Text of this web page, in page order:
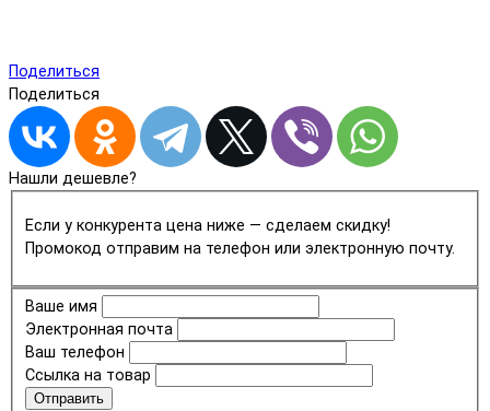
Поделиться
Поделиться
Нашли дешевле?
Если у конкурента цена ниже — сделаем скидку!
Промокод отправим на телефон или электронную почту.
Ваше имя
Электронная почта
Ваш телефон
Ссылка на товар
Отправить